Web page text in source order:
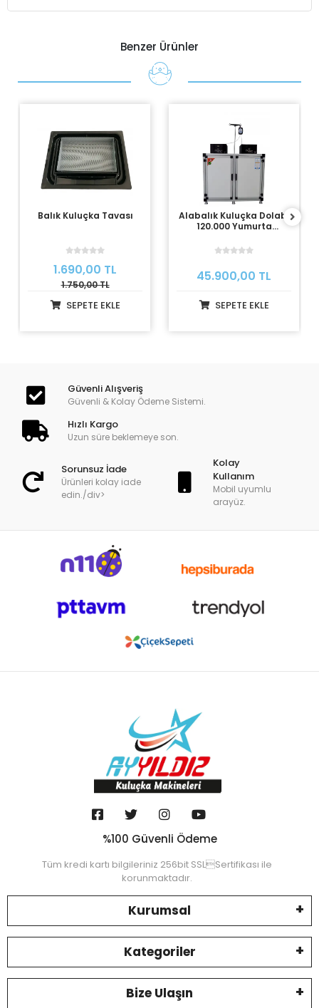
Benzer Ürünler
Balık Kuluçka Tavası
1.690,00 TL
1.750,00 TL
SEPETE EKLE
Alabalık Kuluçka Dolabı
120.000 Yumurta
45.900,00 TL
SEPETE EKLE
Güvenli Alışveriş
Güvenli & Kolay Ödeme Sistemi.
Hızlı Kargo
Uzun süre beklemeye son.
Sorunsuz İade
Ürünleri kolay iade
edin./div>
Kolay
Kullanım
Mobil uyumlu
arayüz.
%100 Güvenli Ödeme
Tüm kredi kartı bilgileriniz 256bit SSLSertifikası ile
korunmaktadır.
Kurumsal
Kategoriler
Bize Ulaşın